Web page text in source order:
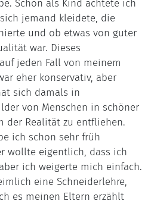
Schon als Kind achtete ich
jemand kleidete, die
und ob etwas von guter
war. Dieses
jeden Fall von meinem
eher konservativ, aber
sich damals in
von Menschen in schöner
der Realität zu entfliehen.
ich schon sehr früh
wollte eigentlich, dass ich
ich weigerte mich einfach.
eine Schneiderlehre,
es meinen Eltern erzählt